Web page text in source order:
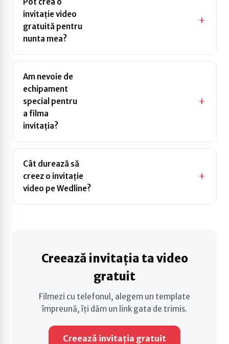
invitație video
gratuită pentru
nunta mea?
personalizezi și trimiți
Am nevoie de
echipament
special pentru
a filma
invitația?
secunde de filmare sunt
Cât durează să
creez o invitație
video pe Wedline?
Creează invitația ta video
gratuit
Filmezi cu telefonul, alegem un template
împreună, îți dăm un link gata de trimis.
Creează invitația gratuit